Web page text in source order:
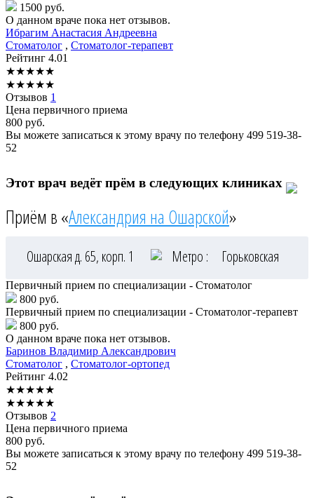
1500 руб.
О данном враче пока нет отзывов.
Ибрагим Анастасия Андреевна
Стоматолог , Стоматолог-терапевт
Рейтинг 4.01
★★★★★
★★★★★
Отзывов 1
Цена первичного приема
800 руб.
Вы можете записаться к этому врачу по телефону 499 519-38-
52
Этот врач ведёт прём в следующих клиниках
Приём в «Александрия на Ошарской»
Ошарская д. 65, корп. 1 Метро : Горьковская
Первичный прием по специализации - Стоматолог
800 руб.
Первичный прием по специализации - Стоматолог-терапевт
800 руб.
О данном враче пока нет отзывов.
Баринов Владимир Александрович
Стоматолог , Стоматолог-ортопед
Рейтинг 4.02
★★★★★
★★★★★
Отзывов 2
Цена первичного приема
800 руб.
Вы можете записаться к этому врачу по телефону 499 519-38-
52